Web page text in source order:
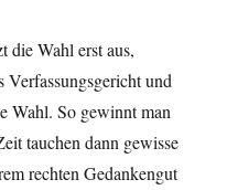
die Wahl erst aus,
Verfassungsgericht und
Wahl. So gewinnt man
tauchen dann gewisse
rechten Gedankengut